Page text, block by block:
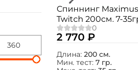
Спиннинг
Twitch 200см. 7-
extra fast /
2 770 ₽
Длина: 200 см.
Мин. тест: 7 гр.